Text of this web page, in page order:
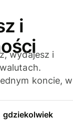
i
wydajesz i
koncie, w
gdziekolwiek